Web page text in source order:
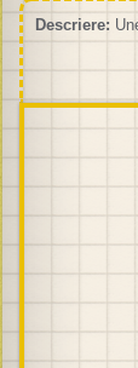
Descriere: